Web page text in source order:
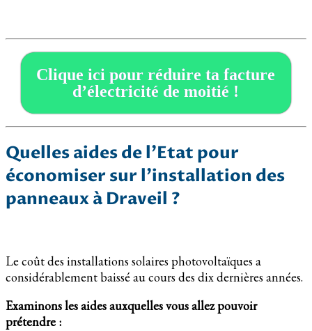
Clique ici pour réduire ta facture
d’électricité de moitié !
Quelles aides de l’Etat pour
économiser sur l’installation des
panneaux à Draveil ?
Le coût des installations solaires photovoltaïques a
considérablement baissé au cours des dix dernières années.
Examinons les aides auxquelles vous allez pouvoir
prétendre :